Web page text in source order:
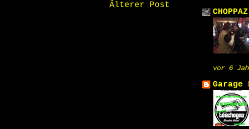
Älterer Post
vor 6
Garage